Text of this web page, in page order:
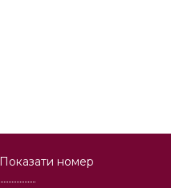
Показати номер